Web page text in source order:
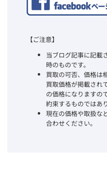
【ご注意】
当ブログ記事に記載
時のものです。
買取の可否、価格は
買取価格が掲載され
の価格になりますの
約束するものではあ
現在の価格や取扱な
合わせください。